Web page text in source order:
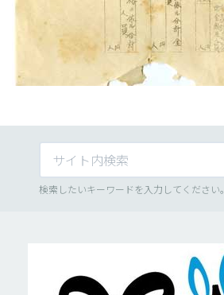
サイト内検索
検索したいキーワードを入力してください。